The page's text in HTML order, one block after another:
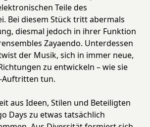
Teile des
Bei diesem Stück tritt abermals
diesmal jedoch in ihrer Funktion
Zayaendo. Unterdessen
der Musik, sich in immer neue,
zu entwickeln – wie sie
Auftritten tun.
aus Ideen, Stilen und Beteiligten
Days zu etwas tatsächlich